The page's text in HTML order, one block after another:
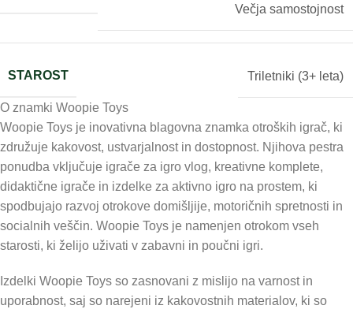
Večja samostojnost
STAROST Triletniki (3+ leta)
O znamki Woopie Toys
Woopie Toys je inovativna blagovna znamka otroških igrač, ki
združuje kakovost, ustvarjalnost in dostopnost. Njihova pestra
ponudba vključuje igrače za igro vlog, kreativne komplete,
didaktične igrače in izdelke za aktivno igro na prostem, ki
spodbujajo razvoj otrokove domišljije, motoričnih spretnosti in
socialnih veščin. Woopie Toys je namenjen otrokom vseh
starosti, ki želijo uživati v zabavni in poučni igri.
Izdelki Woopie Toys so zasnovani z mislijo na varnost in
uporabnost, saj so narejeni iz kakovostnih materialov, ki so